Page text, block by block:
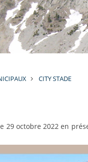
CITY STADE
29 octobre 2022 en